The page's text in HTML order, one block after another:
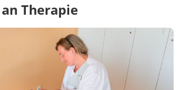
Therapie